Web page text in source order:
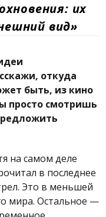
их
вид»
откуда
быть, из кино
просто смотришь
на самом деле
в последнее
Это в меньшей
мира. Остальное —